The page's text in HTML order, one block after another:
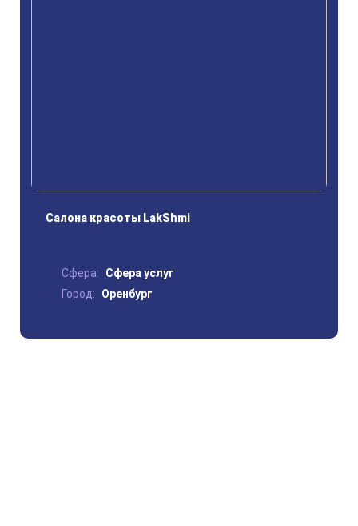
Салона красоты LakShmi
Сфера:
Сфера услуг
Город:
Оренбург